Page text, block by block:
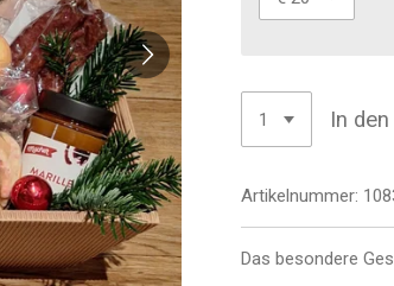
In
Artikelnummer:
Das besondere